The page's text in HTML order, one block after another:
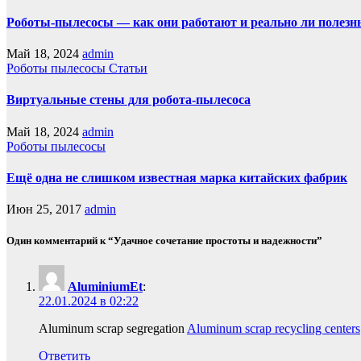
Роботы-пылесосы — как они работают и реально ли
Май 18, 2024 admin
Роботы пылесосы Статьи
Виртуальные стены для робота-пылесоса
Май 18, 2024 admin
Роботы пылесосы
Ещё одна не слишком известная марка китайских фабрик
Июн 25, 2017 admin
Один комментарий к “Удачное сочетание простоты и надежности”
AluminiumEt:
22.01.2024 в 02:22
Aluminum scrap segregation Aluminum scrap recycling centers
Ответить